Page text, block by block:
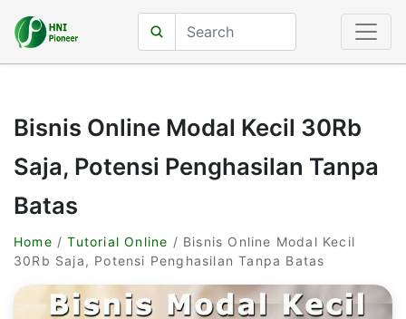
Bisnis Online Modal Kecil 30Rb
Saja, Potensi Penghasilan Tanpa
Batas
Home /Tutorial Online / Bisnis Online Modal Kecil
30Rb Saja, Potensi Penghasilan Tanpa Batas